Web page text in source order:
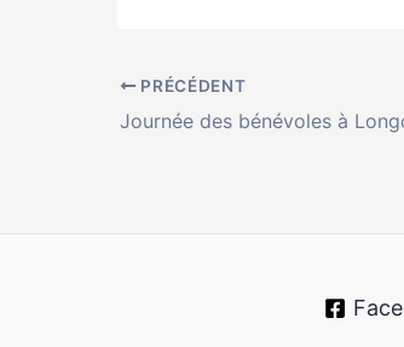
PRÉCÉDENT